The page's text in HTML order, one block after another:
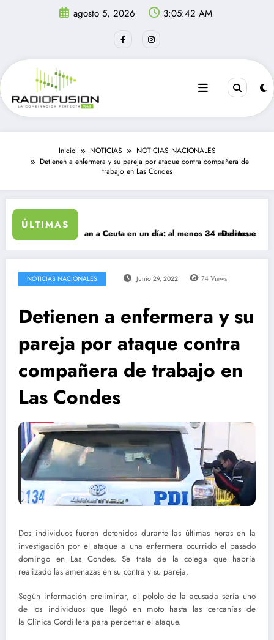
agosto 5, 2026 3:05:42 AM
Inicio NOTICIAS
NOTICIAS NACIONALES
Detienen a enfermera y su pareja por ataque contra compañera de
trabajo en Las Condes
ÚLTIMAS
ingresan a Ceuta en un día: al menos 34 muertos en la crisis.
Delincuentes matan
NOTICIAS NACIONALES Junio 29, 2022 74 Views
Detienen a enfermera y su
pareja por ataque contra
compañera de trabajo en
Las Condes
Dos individuos fueron detenidos durante las últimas horas en la
investigación por el ataque a una enfermera ocurrido el pasado
domingo en Las Condes. Se trata de la colega que habría
realizado las amenazas en su contra y su pareja.
Según información preliminar, el pololo de la acusada sería uno
de los individuos que llegó en moto hasta las cercanías de
la Clínica Cordillera para perpetrar el ataque.